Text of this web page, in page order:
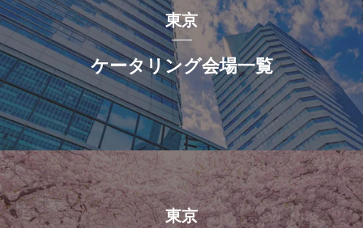
東京
ケータリング会場一覧
東京